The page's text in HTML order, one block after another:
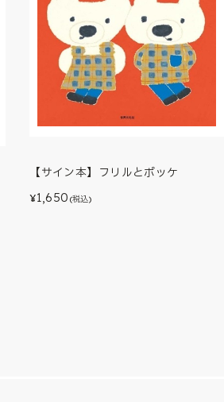
【サイン本】フリルとポッケ
¥1,650 (税込)